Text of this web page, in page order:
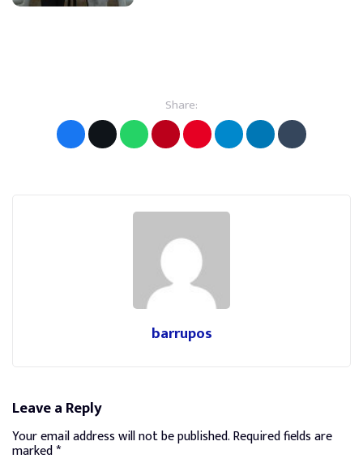
Share:
barrupos
Leave a Reply
Your email address will not be published.Required fields are
marked*